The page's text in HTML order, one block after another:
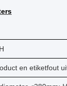
en etiketfout